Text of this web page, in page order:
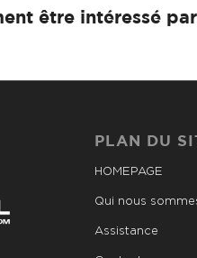
être intéressé
PLAN DU
HOMEPAGE
Qui nous
Assistance